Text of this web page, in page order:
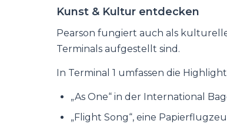
Kunst & Kultur entdecken
Pearson fungiert auch als
Terminals aufgestellt sind.
In Terminal 1 umfassen die
„As One“ in der International
„Flight Song“, eine